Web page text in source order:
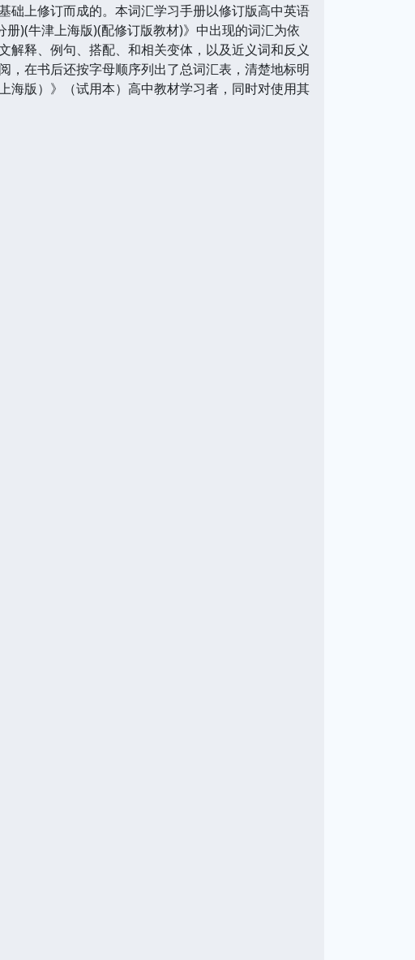
上修订而成的。本词汇学习手册以修订版高中英语
)(牛津上海版)(配修订版教材)》中出现的词汇为依
释、例句、搭配、和相关变体，以及近义词和反义
，在书后还按字母顺序列出了总词汇表，清楚地标明
海版）》（试用本）高中教材学习者，同时对使用其